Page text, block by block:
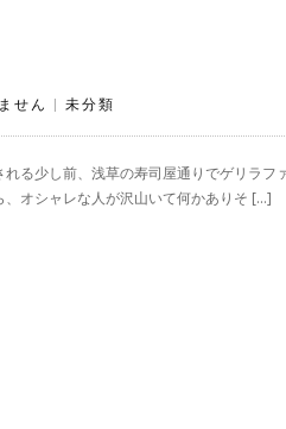
せん 未分類
る少し前、浅草の寿司屋通りでゲリラフ
オシャレな人が沢山いて何かありそ […]